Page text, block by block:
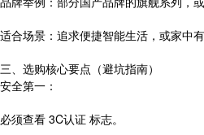
适合场景：追求便捷智能生活，或家中
三、选购核心要点（避坑指南）
安全第一：
必须查看 3C认证 标志。